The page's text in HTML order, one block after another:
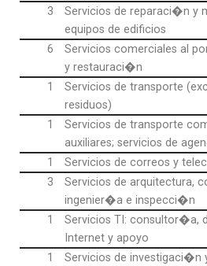
3
Servicios de reparaci�n y
equipos de edificios
6
Servicios comerciales al
y restauraci�n
1
Servicios de transporte
residuos)
1
Servicios de transporte
auxiliares; servicios de
1
Servicios de correos y
3
Servicios de arquitectura,
ingenier�a e inspecci�n
1
Servicios TI: consultor�a,
Internet y apoyo
1
Servicios de investigaci�n